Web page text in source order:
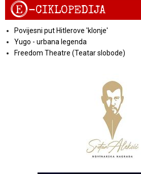
E-CIKLOPEDIJA
Povijesni put Hitlerove 'klonje'
Yugo - urbana legenda
Freedom Theatre (Teatar slobode)